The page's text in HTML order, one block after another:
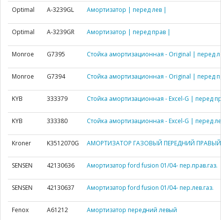
Optimal A-3239GL Амортизатор | перед лев |
Optimal A-3239GR Амортизатор | перед прав |
Monroe G7395 Стойка амортизационная - Original | перед
Monroe G7394 Стойка амортизационная - Original | перед
KYB 333379 Стойка амортизационная - Excel-G | перед
KYB 333380 Стойка амортизационная - Excel-G | перед
Kroner K3512070G АМОРТИЗАТОР ГАЗОВЫЙ ПЕРЕДНИЙ ПРАВЫЙ
SENSEN 42130636 Амортизатор ford fusion 01/04- пер.прав.газ.
SENSEN 42130637 Амортизатор ford fusion 01/04- пер.лев.газ.
Fenox A61212 Амортизатор передний левый